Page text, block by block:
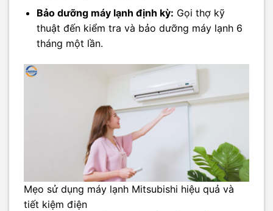
Bảo dưỡng máy lạnh định kỳ: Gọi thợ kỹ
thuật đến kiểm tra và bảo dưỡng máy lạnh 6
tháng một lần.
Mẹo sử dụng máy lạnh Mitsubishi hiệu quả và
tiết kiệm điện